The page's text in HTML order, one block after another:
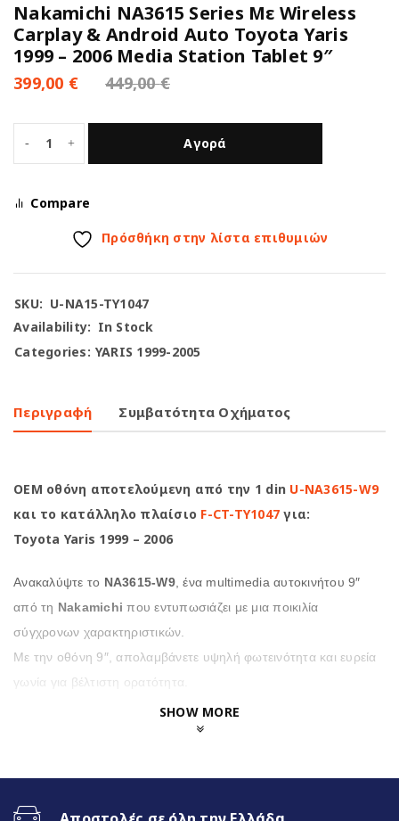
Nakamichi NA3615 Series Με Wireless
Carplay & Android Auto Toyota Yaris
1999 – 2006 Media Station Tablet 9″
449,00€
399,00 €
Αγορά
Compare
Πρόσθήκη στην λίστα επιθυμιών
SKU: U-NA15-TY1047
Availability: In Stock
Categories: YARIS 1999-2005
Περιγραφή Συμβατότητα Οχήματος
OEM οθόνη αποτελούμενη από την 1 din U-NA3615-W9
και το κατάλληλο πλαίσιο F-CT-TY1047 για:
Toyota Yaris 1999 – 2006
Ανακαλύψτε το NA3615-W9, ένα multimedia αυτοκινήτου 9″
από τη Nakamichi που εντυπωσιάζει με μια ποικιλία
σύγχρονων χαρακτηριστικών.
Με την οθόνη 9″, απολαμβάνετε υψηλή φωτεινότητα και ευρεία
γωνία για βέλτιστη ορατότητα.
προσφέρει μια σειρά από
υψηλής ανάλυσης και πολύχρωμο φωτισμό
SHOW MORE